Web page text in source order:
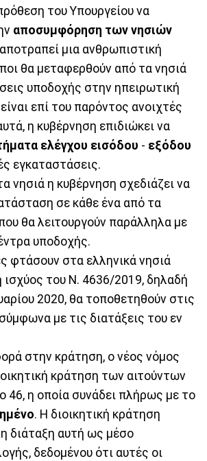
του Υπουργείου να
αποσυμφόρηση των νησιών
μια ανθρωπιστική
θα μεταφερθούν από τα νησιά
υποδοχής στην ηπειρωτική
επί του παρόντος ανοιχτές
η κυβέρνηση επιδιώκει να
ελέγχου εισόδου - εξόδου
εγκαταστάσεις.
νησιά η κυβέρνηση σχεδιάζει να
σε κάθε ένα από τα
θα λειτουργούν παράλληλα με
υποδοχής.
φτάσουν στα ελληνικά νησιά
ισχύος του Ν. 4636/2019, δηλαδή
2020, θα τοποθετηθούν στις
με τις διατάξεις του εν
στην κράτηση, ο νέος νόμος
κράτηση των αιτούντων
46, η οποία συνάδει πλήρως με το
. Η διοικητική κράτηση
διάταξη αυτή ως μέσο
δεδομένου ότι αυτές οι